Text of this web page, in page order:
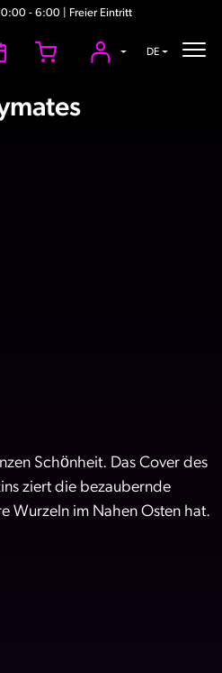
DE
- 6:00 | Freier Eintritt
Schönheit. Das Cover des
ziert die bezaubernde
Wurzeln im Nahen Osten hat.